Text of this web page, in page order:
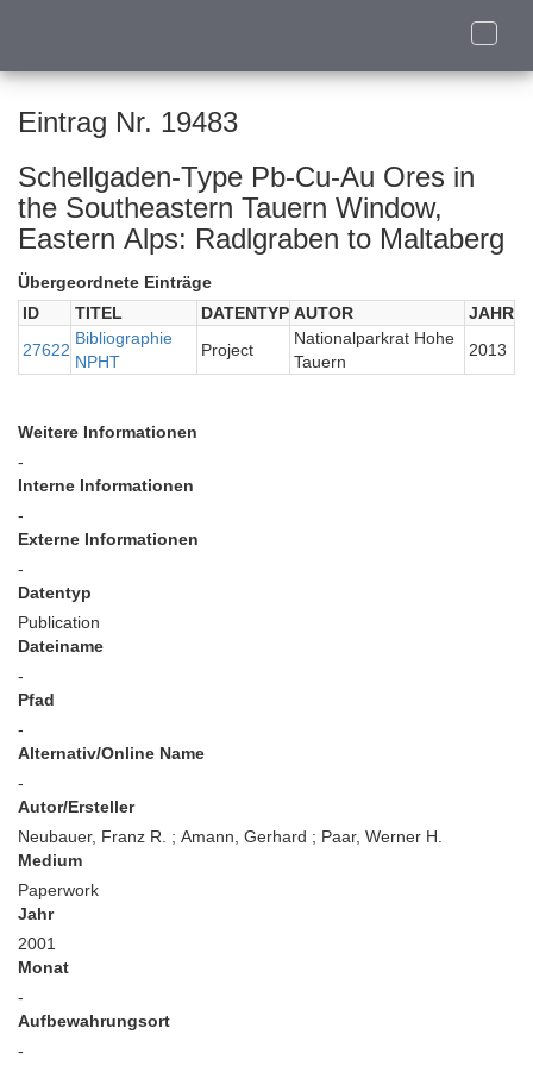
Toggle
Eintrag Nr. 19483
Schellgaden-Type Pb-Cu-Au Ores in
the Southeastern Tauern Window,
Eastern Alps: Radlgraben to Maltaberg
Übergeordnete Einträge
ID
TITEL DATENTYP AUTOR
JAHR
27622
Bibliographie
NPHT
Project
Nationalparkrat Hohe
Tauern
2013
Weitere Informationen
-
Interne Informationen
-
Externe Informationen
-
Datentyp
Publication
Dateiname
-
Pfad
-
Alternativ/Online Name
-
Autor/Ersteller
Neubauer, Franz R. ; Amann, Gerhard ; Paar, Werner H.
Medium
Paperwork
Jahr
2001
Monat
-
Aufbewahrungsort
-